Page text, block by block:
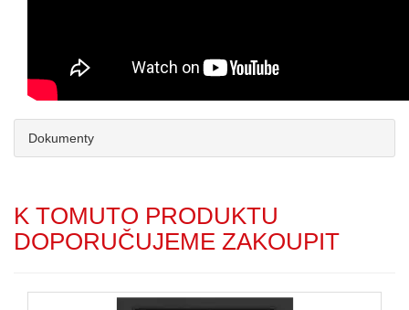
Dokumenty
K TOMUTO PRODUKTU
DOPORUČUJEME ZAKOUPIT